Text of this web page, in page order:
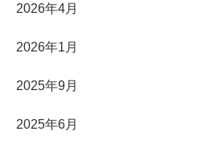
2026年4月
2026年1月
2025年9月
2025年6月